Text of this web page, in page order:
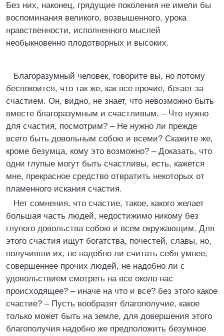
Без них, наконец, грядущие поколения не имели бы
воспоминания великого, возвышенного, урока
нравственности, исполненного мыслей
необыкновенно плодотворных и высоких.
Благоразумный человек, говорите вы, но потому
беспокоится, что так же, как все прочие, бегает за
счастием. Он, видно, не знает, что невозможно быть
вместе благоразумным и счастливым. – Что нужно
для счастия, посмотрим? – Не нужно ли прежде
всего быть довольным собою и всеми? Скажите же,
кроме безумца, кому это возможно? – Доказать, что
одни глупые могут быть счастливы, есть, кажется
мне, прекрасное средство отвратить некоторых от
пламенного искания счастия.
Нет сомнения, что счастие, такое, какого желает
большая часть людей, недостижимо никому без
глупого довольства собою и всем окружающим. Для
этого счастия ищут богатства, почестей, славы, но,
получивши их, не надобно ли считать себя умнее,
совершеннее прочих людей, не надобно ли с
удовольствием смотреть на все около нас
происходящее? – иначе на что и все? без этого какое
счастие? – Пусть вообразят благополучие, какое
только может быть на земле, для довершения этого
благополучия надобно же предположить безумное